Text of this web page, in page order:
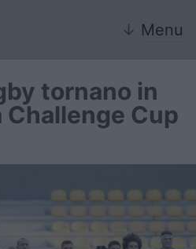
↓ Menu
tornano in
Challenge Cup